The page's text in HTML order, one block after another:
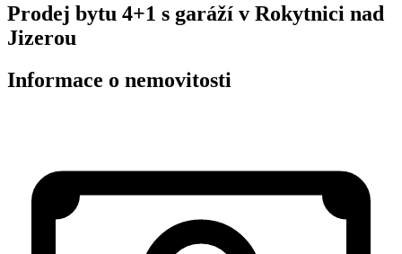
Prodej bytu 4+1 s garáží v Rokytnici nad
Jizerou
Informace o nemovitosti